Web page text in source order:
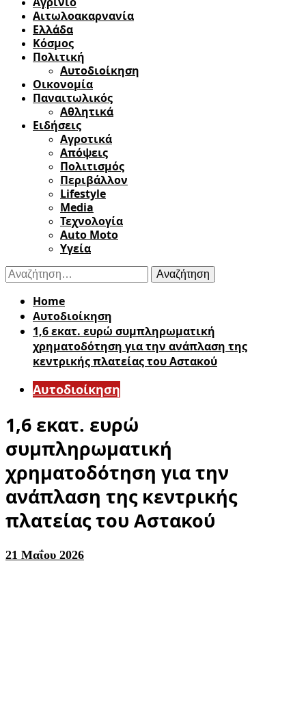
Αιτωλοακαρνανία
Ελλάδα
Κόσμος
Πολιτική
Αυτοδιοίκηση
Οικονομία
Παναιτωλικός
Αθλητικά
Ειδήσεις
Αγροτικά
Απόψεις
Πολιτισμός
Περιβάλλον
Lifestyle
Media
Τεχνολογία
Auto Moto
Υγεία
Αναζήτηση
για:
Home
Αυτοδιοίκηση
1,6 εκατ. ευρώ συμπληρωματική
χρηματοδότηση για την ανάπλαση της
κεντρικής πλατείας του Αστακού
Αυτοδιοίκηση
1,6 εκατ. ευρώ
συμπληρωματική
χρηματοδότηση για την
ανάπλαση της κεντρικής
πλατείας του Αστακού
21 Μαΐου 2026